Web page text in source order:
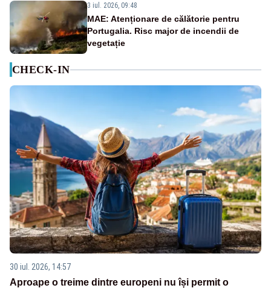
3 iul. 2026, 09:48
MAE: Atenționare de călătorie pentru
Portugalia. Risc major de incendii de
vegetație
CHECK-IN
30 iul. 2026, 14:57
Aproape o treime dintre europeni nu își permit o